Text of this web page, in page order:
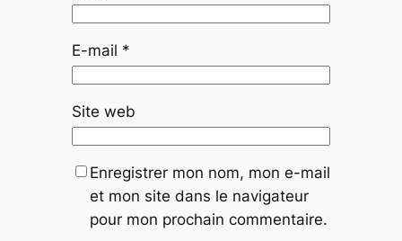
E-mail *
Site web
Enregistrer mon nom, mon e-mail
et mon site dans le navigateur
pour mon prochain commentaire.